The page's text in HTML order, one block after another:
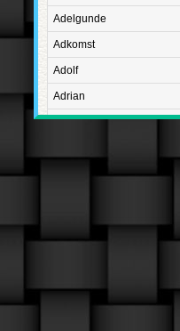
Adelgunde
Adkomst
Adolf
Adrian
Advent
Aetatis suae
Agapetus